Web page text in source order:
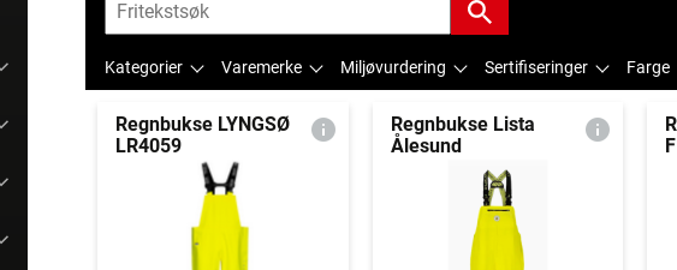
Kategorier Varemerke Miljøvurdering Sertifiseringer Farge
Regnbukse LYNGSØ
LR4059
Regnbukse Lista
Ålesund